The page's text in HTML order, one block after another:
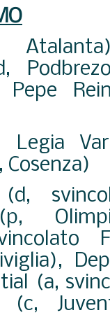
Pepe
Cosenza)
(a,